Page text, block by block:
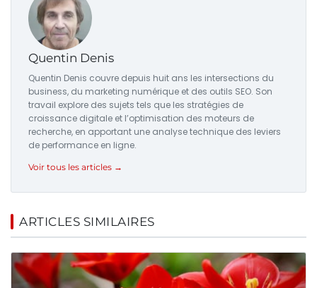
Quentin Denis
Quentin Denis couvre depuis huit ans les intersections du
business, du marketing numérique et des outils SEO. Son
travail explore des sujets tels que les stratégies de
croissance digitale et l’optimisation des moteurs de
recherche, en apportant une analyse technique des leviers
de performance en ligne.
Voir tous les articles →
ARTICLES SIMILAIRES